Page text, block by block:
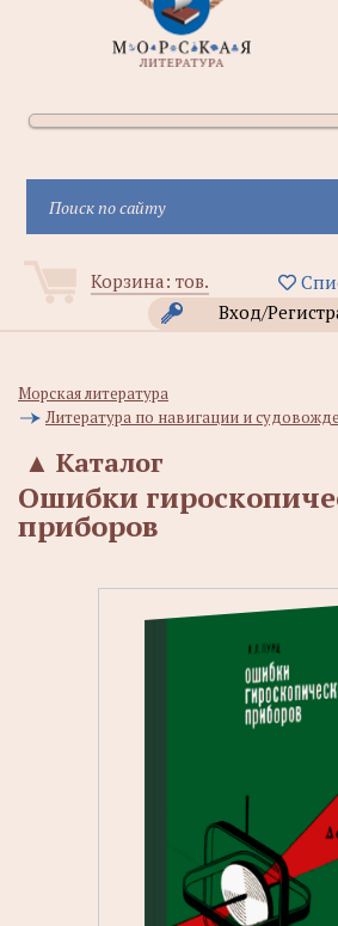
Корзина: тов.
Вход/
Морская литература
Литература по навигации и
Каталог
▲
Ошибки
приборов